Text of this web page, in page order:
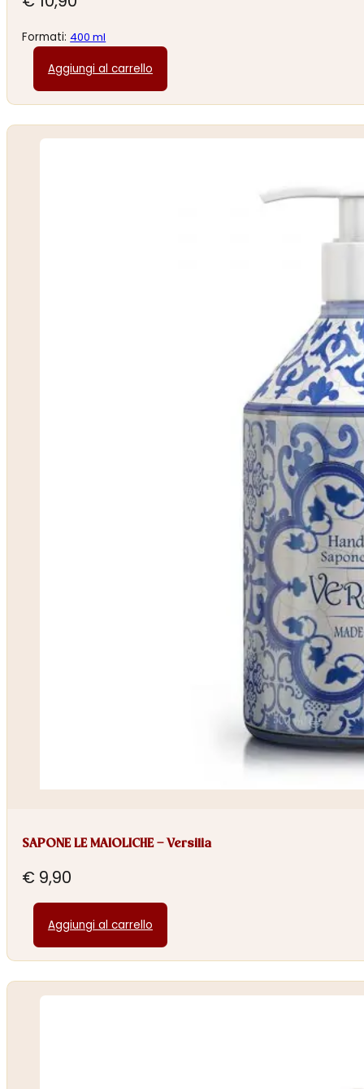
Formati:400 ml
Aggiungi al carrello
SAPONE LE MAIOLICHE – Versilia
€ 9,90
Aggiungi al carrello